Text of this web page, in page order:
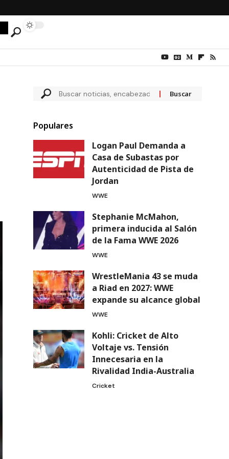
Populares
Logan Paul Demanda a
Casa de Subastas por
Autenticidad de Pista de
Jordan
WWE
Stephanie McMahon,
primera inducida al Salón
de la Fama WWE 2026
WWE
WrestleMania 43 se muda
a Riad en 2027: WWE
expande su alcance global
WWE
Kohli: Cricket de Alto
Voltaje vs. Tensión
Innecesaria en la
Rivalidad India-Australia
Cricket